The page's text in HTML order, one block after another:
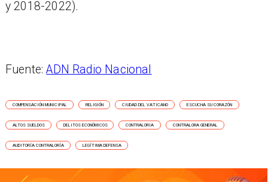
y 2018-2022).
Fuente:ADN Radio Nacional
COMPENSACIÓN MUNICIPAL RELIGIÓN CIUDAD DEL VATICANO ESCUCHA SU CORAZÓN
ALTOS SUELDOS DELITOS ECONÓMICOS CONTRALORIA CONTRALORA GENERAL
AUDITORÍA CONTRALORÍA LEGÍTIMA DEFENSA